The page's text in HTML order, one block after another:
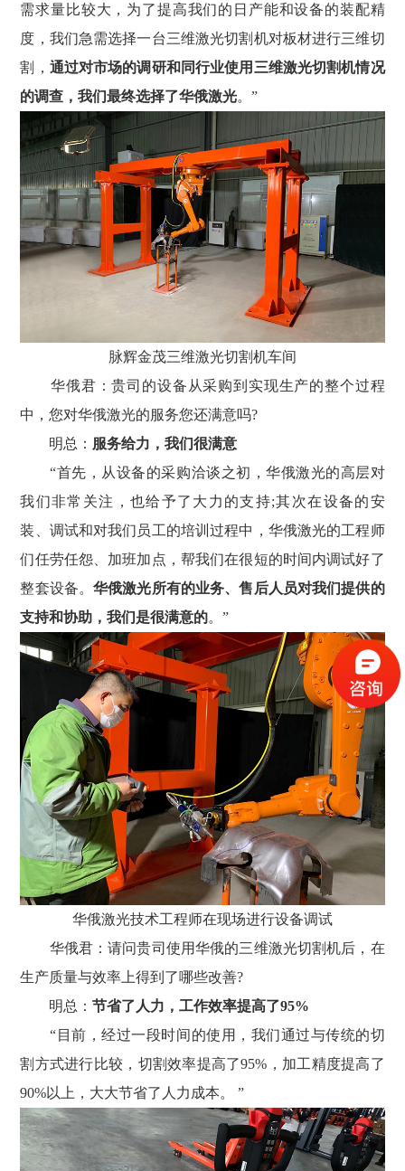
需求量比较大，为了提高我们的日产能和设备的装配精
度，我们急需选择一台三维激光切割机对板材进行三维切
割， 通过对市场的调研和同行业使用三维激光切割机情况
的调查，我们最终选择了华俄激光。”
脉辉金茂三维激光切割机车间
华俄君：贵司的设备从采购到实现生产的整个过程
中，您对华俄激光的服务您还满意吗?
明总： 服务给力，我们很满意
“首先，从设备的采购洽谈之初，华俄激光的高层对
我们非常关注，也给予了大力的支持;其次在设备的安
装、调试和对我们员工的培训过程中，华俄激光的工程师
们任劳任怨、加班加点，帮我们在很短的时间内调试好了
整套设备。华俄激光所有的业务、售后人员对我们提供的
支持和协助，我们是很满意的。”
华俄激光技术工程师在现场进行设备调试
华俄君：请问贵司使用华俄的三维激光切割机后，在
生产质量与效率上得到了哪些改善?
明总：节省了人力，工作效率提高了95%
“目前，经过一段时间的使用，我们通过与传统的切
割方式进行比较，切割效率提高了95%，加工精度提高了
90%以上，大大节省了人力成本。 ”